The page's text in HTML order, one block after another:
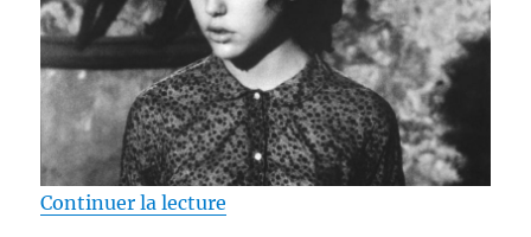
Continuer la lecture